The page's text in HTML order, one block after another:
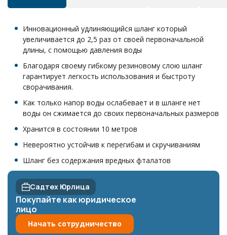
Инновационный удлиняющийся шланг который
увеличивается до 2,5 раз от своей первоначальной
длины, с помощью давления воды
Благодаря своему гибкому резиновому слою шланг
гарантирует легкость использования и быстроту
сворачивания.
Как только напор воды ослабевает и в шланге нет
воды он сжимается до своих первоначальных размеров
Хранится в состоянии 10 метров
Невероятно устойчив к перегибам и скручиваниям
Шланг без содержания вредных фталатов
Садтех Юрлица
Покупайте как юридическое
лицо
Начать сотрудничество